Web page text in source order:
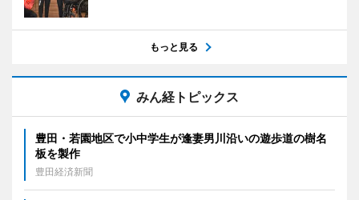
もっと見る
みん経トピックス
豊田・若園地区で小中学生が逢妻男川沿いの遊歩道の樹名
板を製作
豊田経済新聞